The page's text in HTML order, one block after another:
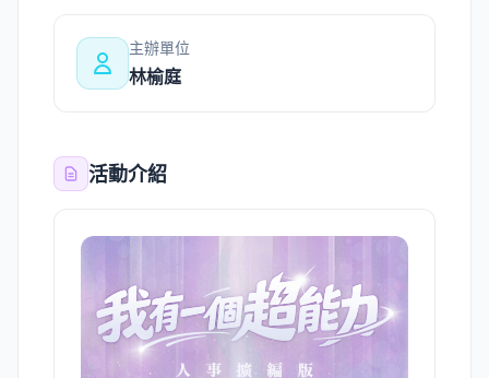
主辦單位
林榆庭
活動介紹